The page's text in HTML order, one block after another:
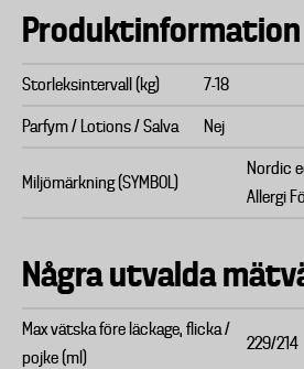
Produktinformation
Storleksintervall (kg) 7-18
Parfym / Lotions / Salva Nej
Miljömärkning (SYMBOL)
Nordic
Allergi
Några utvalda
Max vätska före läckage, flicka /
pojke (ml)
229/214